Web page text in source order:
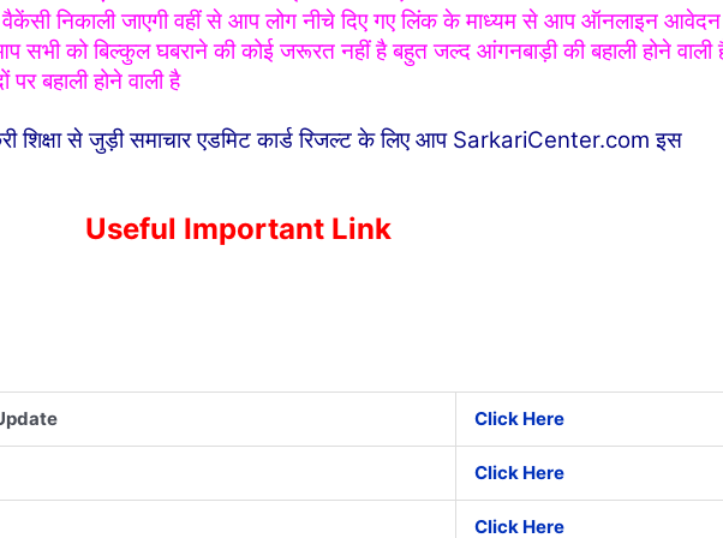
वैकेंसी निकाली जाएगी वहीं से आप लोग नीचे दिए गए लिंक के माध्यम से आप ऑनलाइन आवेदन
सभी को बिल्कुल घबराने की कोई जरूरत नहीं है बहुत जल्द आंगनबाड़ी की बहाली होने वाली
बहाली होने वाली है
शिक्षा से जुड़ी समाचार एडमिट कार्ड रिजल्ट के लिए आप SarkariCenter.com इस
Useful Important Link
Click Here
Click Here
Click Here